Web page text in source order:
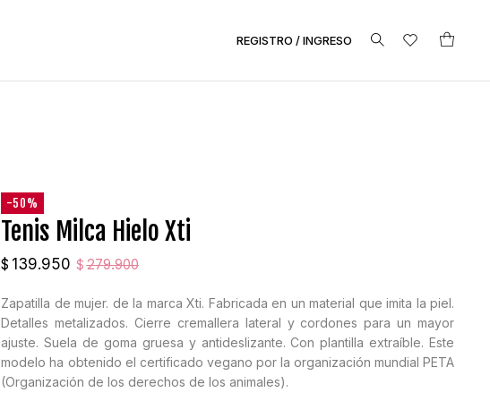
REGISTRO / INGRESO
-50%
Tenis Milca Hielo Xti
$ 279.900
El
original
era:
$279.900.
$ 139.950
El
actual
es:
$139.950.
Zapatilla de mujer. de la marca Xti. Fabricada en un material que imita la piel.
Detalles metalizados. Cierre cremallera lateral y cordones para un mayor
ajuste. Suela de goma gruesa y antideslizante. Con plantilla extraíble. Este
modelo ha obtenido el certificado vegano por la organización mundial PETA
(Organización de los derechos de los animales).